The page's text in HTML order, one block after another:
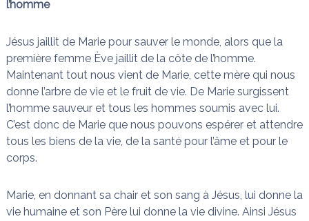
l’homme
Jésus jaillit de Marie pour sauver le monde, alors que la
première femme Ève jaillit de la côte de l’homme.
Maintenant tout nous vient de Marie, cette mère qui nous
donne l’arbre de vie et le fruit de vie. De Marie surgissent
l’homme sauveur et tous les hommes soumis avec lui.
C’est donc de Marie que nous pouvons espérer et attendre
tous les biens de la vie, de la santé pour l’âme et pour le
corps.
Marie, en donnant sa chair et son sang à Jésus, lui donne la
vie humaine et son Père lui donne la vie divine. Ainsi Jésus